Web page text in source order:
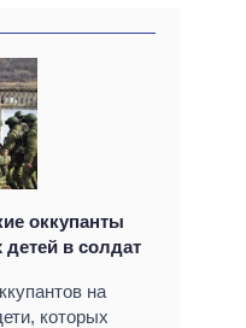
оккупанты
в солдат
на
которых